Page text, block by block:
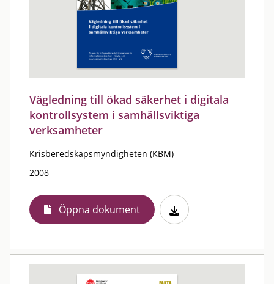
Vägledning till ökad säkerhet i digitala
kontrollsystem i samhällsviktiga
verksamheter
Krisberedskapsmyndigheten (KBM)
2008
Öppna dokument